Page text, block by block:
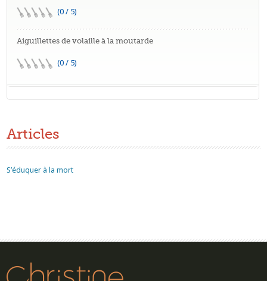
(0 / 5)
Aiguillettes de volaille à la moutarde
(0 / 5)
Articles
S’éduquer à la mort